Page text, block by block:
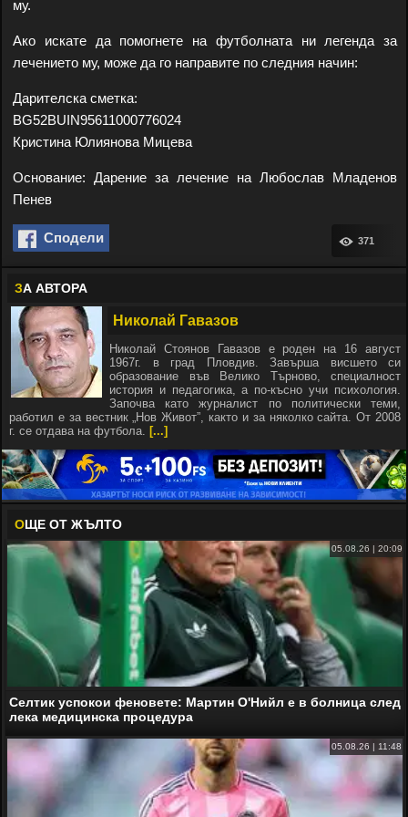
му.
Ако искате да помогнете на футболната ни легенда за
лечението му, може да го направите по следния начин:
Дарителска сметка:
BG52BUIN95611000776024
Кристина Юлиянова Мицева
Основание: Дарение за лечение на Любослав Младенов
Пенев
Сподели 371
ЗА АВТОРА
Николай Гавазов
Николай Стоянов Гавазов е роден на 16 август
1967г. в град Пловдив. Завърша висшето си
образование във Велико Търново, специалност
история и педагогика, а по-късно учи психология.
Започва като журналист по политически теми,
работил е за вестник „Нов Живот”, както и за няколко сайта. От 2008
г. се отдава на футбола. [...]
ОЩЕ ОТ ЖЪЛТО
05.08.26 | 20:09
Селтик успокои феновете: Мартин О'Нийл е в болница след
лека медицинска процедура
05.08.26 | 11:48